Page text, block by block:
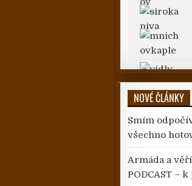
NOVÉ ČLÁNKY
Smím
všechno
Armáda a
PODCAST –